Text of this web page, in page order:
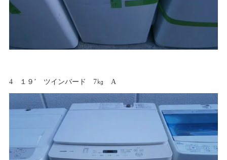
4 １９’ ツインバード 7㎏ A